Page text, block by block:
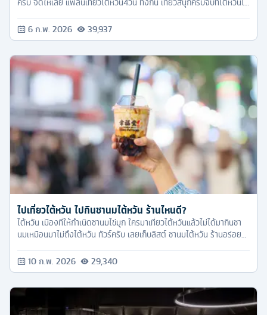
6 ก.พ. 2026 39,937
ไปเที่ยวไต้หวัน ไปกินชานมไต้หวัน ร้านไหนดี?
ไต้หวัน เมืองที่ให้กำเนิดชานมไข่มุก ใครมาเที่ยวไต้หวันแล้วไม่ได้มากินชา
นมเหมือนมาไม่ถึงไต้หวัน ทัวร์ครับ เลยเก็บลิสต์ ชานมไต้หวัน ร้านอร่อย
10 ก.พ. 2026 29,340